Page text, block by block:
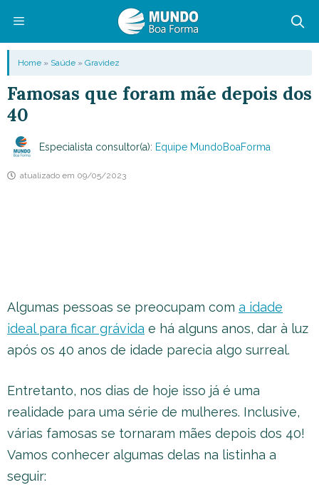
conteúdo
Menu
Home » Saúde » Gravidez
Famosas que foram mãe depois dos
40
Especialista consultor(a): Equipe MundoBoaForma
atualizado em 09/05/2023
Algumas pessoas se preocupam com a idade
ideal para ficar grávida e há alguns anos, dar à luz
após os 40 anos de idade parecia algo surreal.
Entretanto, nos dias de hoje isso já é uma
realidade para uma série de mulheres. Inclusive,
várias famosas se tornaram mães depois dos 40!
Vamos conhecer algumas delas na listinha a
seguir: